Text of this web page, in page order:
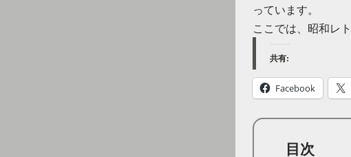
っています。
ここでは、昭和レ
共有:
Facebook
目次